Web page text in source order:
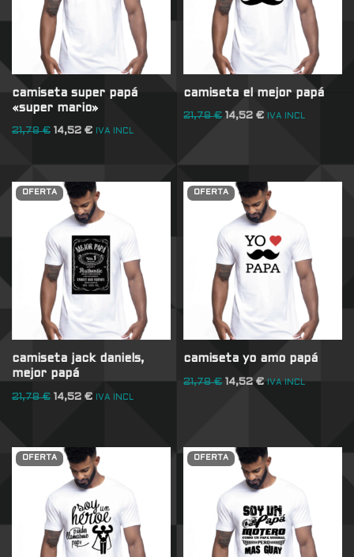
camiseta super papá
«super mario»
21,78€ 14,52 € IVA INCL
camiseta el mejor papá
21,78€ 14,52€ IVA INCL
OFERTA
camiseta jack daniels,
mejor papá
21,78€ 14,52 € IVA INCL
OFERTA
camiseta yo amo papá
21,78€ 14,52€ IVA INCL
OFERTA OFERTA